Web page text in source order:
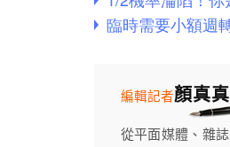
顏真真
編輯記者
從平面媒體、雜